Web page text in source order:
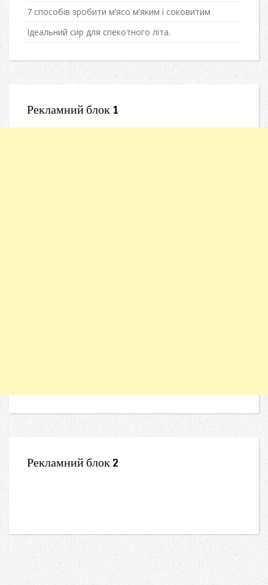
7 способів зробити м’ясо м’яким і соковитим
Ідеальний сир для спекотного літа.
Рекламний блок 1
Рекламний блок 2